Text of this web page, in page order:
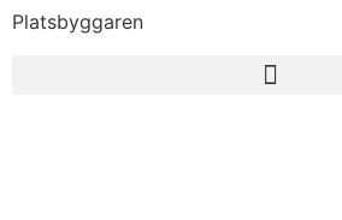
Platsbyggaren